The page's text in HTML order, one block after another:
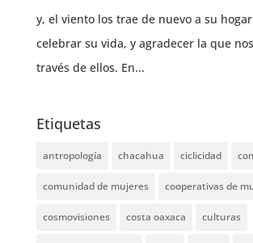
y, el viento los trae de nuevo a su
celebrar su vida, y agradecer la que
través de ellos. En...
Etiquetas
antropología chacahua ciclicidad
comunidad de mujeres cooperativas de
cosmovisiones costa oaxaca culturas